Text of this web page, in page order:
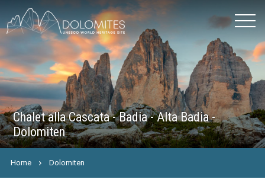
Chalet alla Cascata - Badia - Alta Badia -
Dolomiten
Home Dolomiten